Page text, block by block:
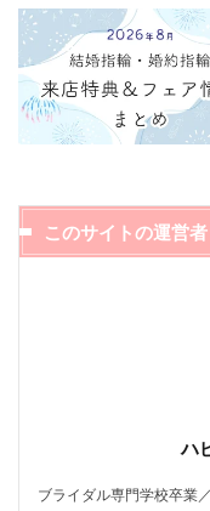
このサイトの運営者
ハ
ブライダル専門学校卒業